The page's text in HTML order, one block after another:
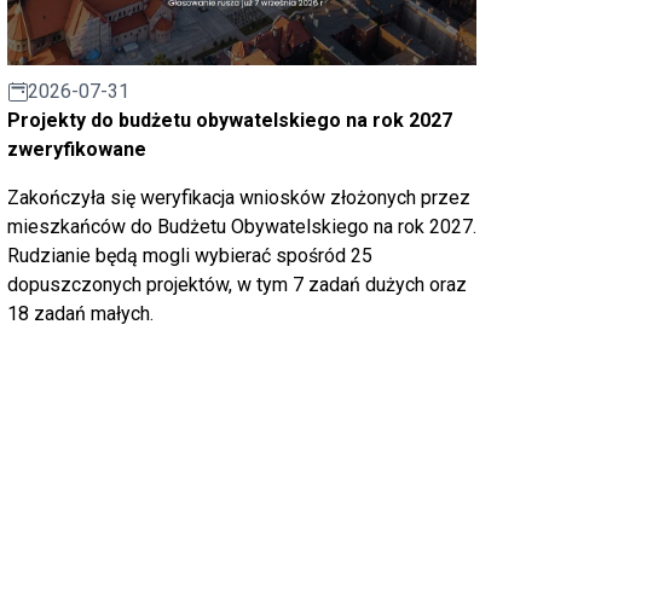
2026-07-31
Projekty do budżetu obywatelskiego na rok 2027
zweryfikowane
Zakończyła się weryfikacja wniosków złożonych przez
mieszkańców do Budżetu Obywatelskiego na rok 2027.
Rudzianie będą mogli wybierać spośród 25
dopuszczonych projektów, w tym 7 zadań dużych oraz
18 zadań małych.